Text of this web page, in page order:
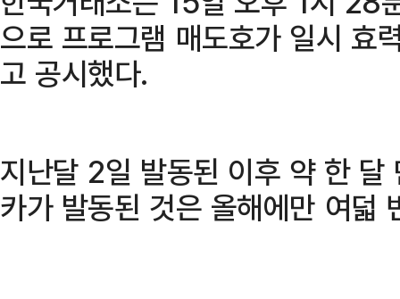
으로 프로그램 매도호가 일시 효
고 공시했다.
지난달 2일 발동된 이후 약 한 달
카가 발동된 것은 올해에만 여덟